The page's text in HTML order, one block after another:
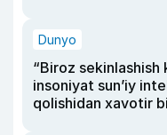
Dunyo
“Biroz sekinlashish
insoniyat sun’iy
qolishidan xavotir